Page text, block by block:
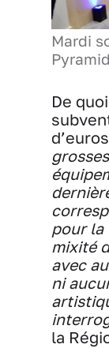
Mardi
De
pour la
mixité
avec
ni
la